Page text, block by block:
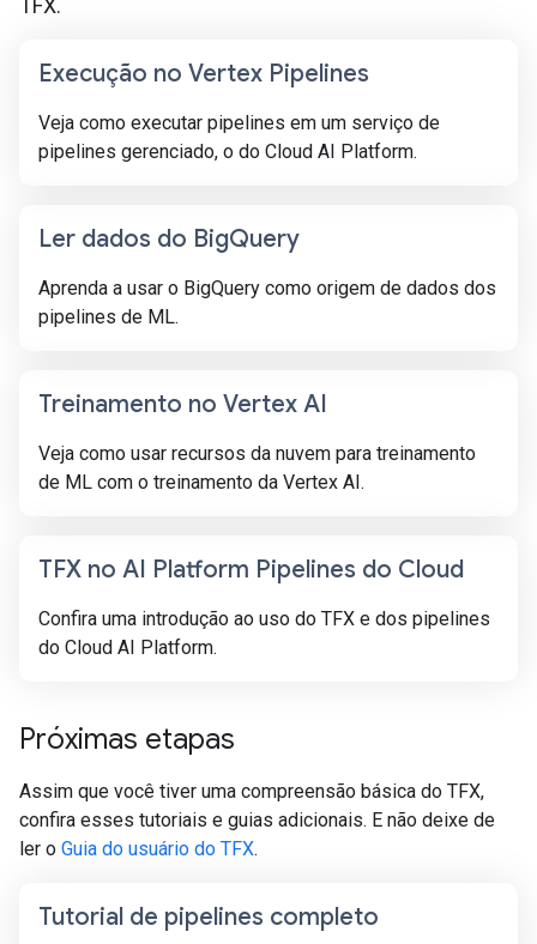
TFX.
Execução no Vertex Pipelines
Veja como executar pipelines em um serviço de
pipelines gerenciado, o do Cloud AI Platform.
Ler dados do BigQuery
Aprenda a usar o BigQuery como origem de dados dos
pipelines de ML.
Treinamento no Vertex AI
Veja como usar recursos da nuvem para treinamento
de ML com o treinamento da Vertex AI.
TFX no AI Platform Pipelines do Cloud
Confira uma introdução ao uso do TFX e dos pipelines
do Cloud AI Platform.
Próximas etapas
Assim que você tiver uma compreensão básica do TFX,
confira esses tutoriais e guias adicionais. E não deixe de
ler o Guia do usuário do TFX.
Tutorial de pipelines completo